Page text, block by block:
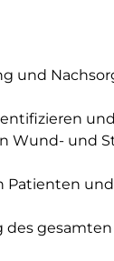
und
Wund- und